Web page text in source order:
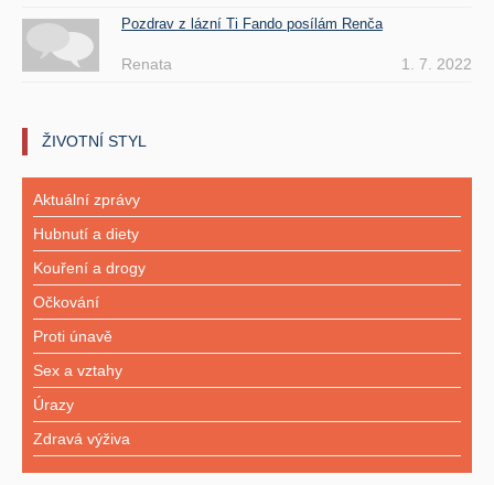
Pozdrav z lázní Ti Fando posílám Renča
Renata 1. 7. 2022
ŽIVOTNÍ STYL
Aktuální zprávy
Hubnutí a diety
Kouření a drogy
Očkování
Proti únavě
Sex a vztahy
Úrazy
Zdravá výživa